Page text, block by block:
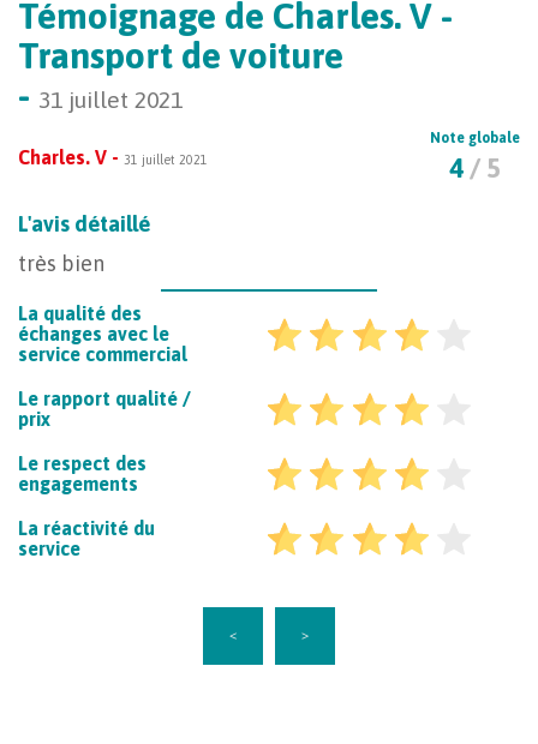
Témoignage de Charles. V -
Transport de voiture
- 31 juillet 2021
Charles. V - 31 juillet 2021
Note globale
4 / 5
L'avis détaillé
très bien
La qualité des
échanges avec le
service commercial
Le rapport qualité /
prix
Le respect des
engagements
La réactivité du
service
< >